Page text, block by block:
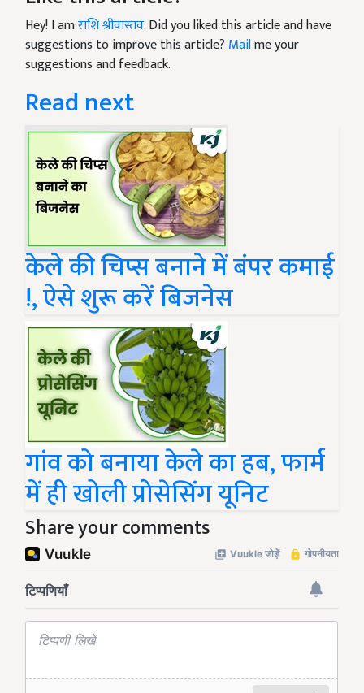
Hey! I amराशि श्रीवास्तव. Did you liked this article and have
suggestions to improve this article? Mailme your
suggestions and feedback.
Read next
केले की चिप्स बनाने में बंपर कमाई
!, ऐसे शुरू करें बिजनेस
गांव को बनाया केले का हब, फार्म
में ही खोली प्रोसेसिंग यूनिट
Share your comments